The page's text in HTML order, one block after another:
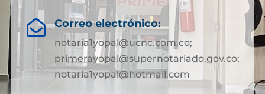
 Correo electrónico:
notaria1yopal@ucnc.com.co;
primerayopal@supernotariado.gov.co;
notaria1yopal@hotmail.com